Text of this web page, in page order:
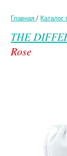
Главная /
THE
Rose